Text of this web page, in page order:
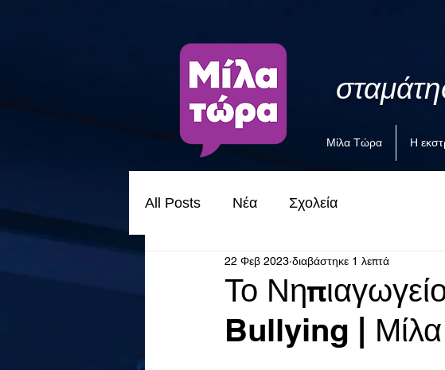
Μίλα Τώρα Η
All Posts Νέα Σχολεία
Το
Bullying |
22 Φεβ 2023 διαβάστηκε 1 λεπτά